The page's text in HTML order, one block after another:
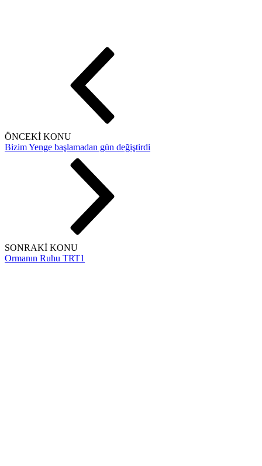
ÖNCEKİ KONU
Bizim Yenge başlamadan gün değiştirdi
SONRAKİ KONU
Ormanın Ruhu TRT1